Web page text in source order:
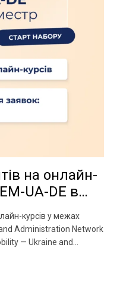
на онлайн-
UA-DE в
2027
курсів у межах
Administration Network
— Ukraine and